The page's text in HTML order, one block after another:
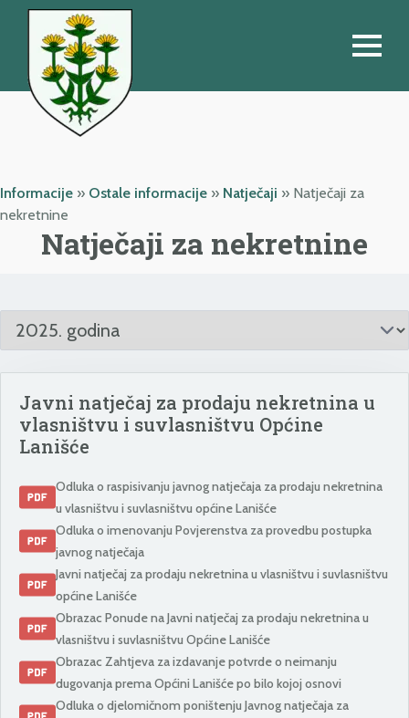
Natječaji za nekretnine
Informacije » Ostale informacije » Natječaji » Natječaji za
nekretnine
Javni natječaj za prodaju nekretnina u
vlasništvu i suvlasništvu Općine
Lanišće
Odluka o raspisivanju javnog natječaja za prodaju nekretnina
u vlasništvu i suvlasništvu općine Lanišće
Odluka o imenovanju Povjerenstva za provedbu postupka
javnog natječaja
Javni natječaj za prodaju nekretnina u vlasništvu i suvlasništvu
općine Lanišće
Obrazac Ponude na Javni natječaj za prodaju nekretnina u
vlasništvu i suvlasništvu Općine Lanišće
Obrazac Zahtjeva za izdavanje potvrde o neimanju
dugovanja prema Općini Lanišće po bilo kojoj osnovi
Odluka o djelomičnom poništenju Javnog natječaja za